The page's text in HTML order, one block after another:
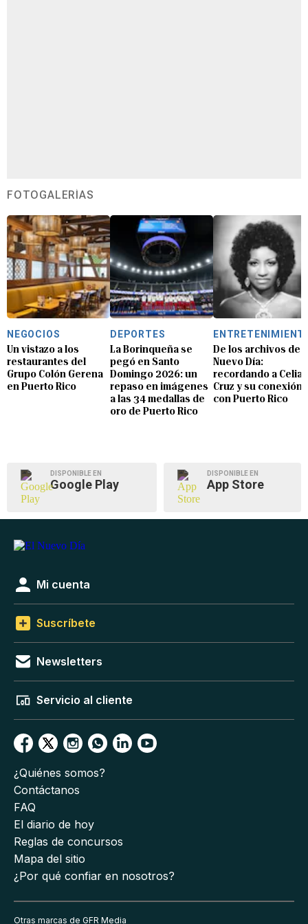
FOTOGALERÍAS
NEGOCIOS
Un vistazo a los
restaurantes del
Grupo Colón Gerena
en Puerto Rico
DEPORTES
La Borinqueña se
pegó en Santo
Domingo 2026: un
repaso en imágenes
a las 34 medallas de
oro de Puerto Rico
De los archivos de
Nuevo Día:
recordando a Celia
Cruz y su conexión
con Puerto Rico
DISPONIBLE EN
Google Play
DISPONIBLE EN
App Store
Mi cuenta
Suscríbete
Newsletters
Servicio al cliente
¿Quiénes somos?
Contáctanos
FAQ
El diario de hoy
Reglas de concursos
Mapa del sitio
¿Por qué confiar en nosotros?
Otras marcas de GFR Media